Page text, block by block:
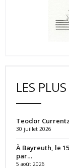
LES
Teodor
30 juillet 2026
À Bayreuth, le
par…
5 août 2026